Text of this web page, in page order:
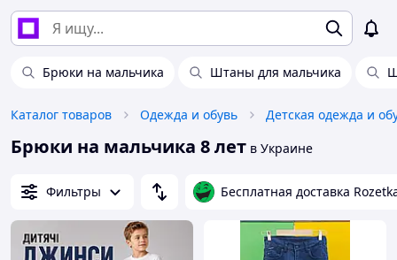
Брюки на мальчика Штаны для мальчика
Каталог товаров Одежда и обувь Детская одежда и
Брюки на мальчика 8 лет в Украине
Фильтры Бесплатная доставка